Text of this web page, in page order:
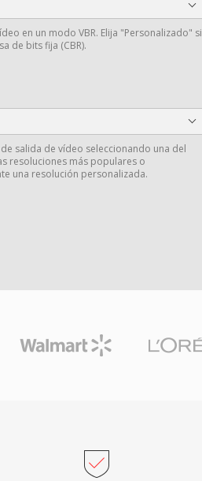
en un modo VBR. Elija "Personalizado" si
de bits fija (CBR).
salida de vídeo seleccionando una del
resoluciones más populares o
una resolución personalizada.